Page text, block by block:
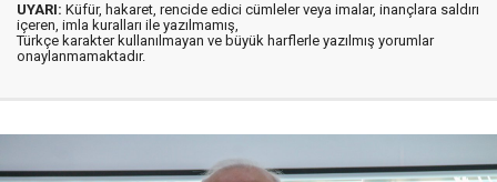
UYARI: Küfür, hakaret, rencide edici cümleler veya imalar, inançlara saldırı
içeren, imla kuralları ile yazılmamış,
Türkçe karakter kullanılmayan ve büyük harflerle yazılmış yorumlar
onaylanmamaktadır.